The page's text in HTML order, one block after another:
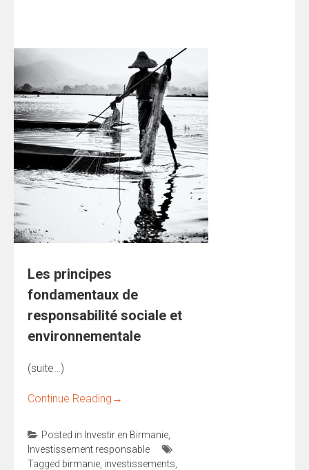
Les principes
fondamentaux de
responsabilité sociale et
environnementale
(suite…)
Continue Reading →
Posted in Investir en Birmanie
Investissement responsable
Tagged birmanie investissements